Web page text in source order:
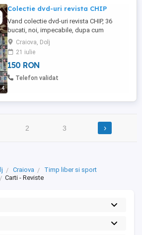
4
Colectie dvd-uri revista CHIP
Vand colectie dvd-uri revista CHIP, 36
bucati, noi, impecabile, dupa cum
urmeaza: 04 2010 05 2010 06 2010
Craiova, Dolj
21 iulie
150 RON
Telefon validat
2 3 ›
Craiova
Timp liber si sport
Carti - Reviste